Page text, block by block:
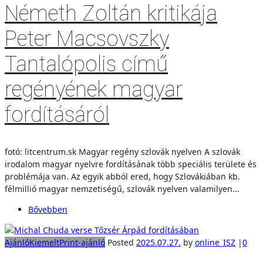
Németh Zoltán kritikája
Peter Macsovszky
Tantalópolis című
regényének magyar
fordításáról
fotó: litcentrum.sk Magyar regény szlovák nyelven A szlovák
irodalom magyar nyelvre fordításának több speciális területe és
problémája van. Az egyik abból ered, hogy Szlovákiában kb.
félmillió magyar nemzetiségű, szlovák nyelven valamilyen...
Bővebben
AjánlóKiemeltPrint-ajánló Posted 2025.07.27. by online_ISZ |0